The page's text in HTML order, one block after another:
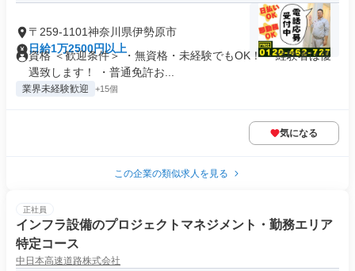
〒259-1101神奈川県伊勢原市
日給1万2500円以上
資格 ＜歓迎条件＞ ・無資格・未経験でもOK！ ・経験者は優
遇致します！ ・普通免許お...
業界未経験歓迎 +15個
気になる
この企業の類似求人を見る
正社員
インフラ設備のプロジェクトマネジメント・勤務エリア
特定コース
中日本高速道路株式会社